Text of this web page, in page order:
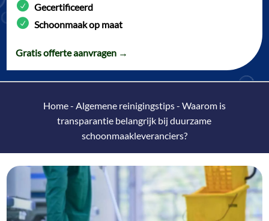
Gecertificeerd
Schoonmaak op maat
Gratis offerte aanvragen →
Home- Algemene reinigingstips- Waarom is
transparantie belangrijk bij duurzame
schoonmaakleveranciers?